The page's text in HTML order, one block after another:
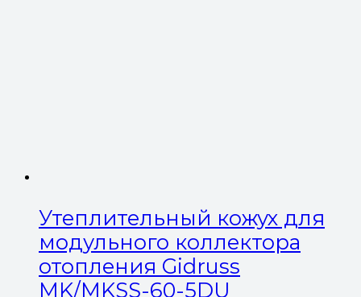
Утеплительный кожух для
модульного коллектора
отопления Gidruss
MK/MKSS-60-5DU